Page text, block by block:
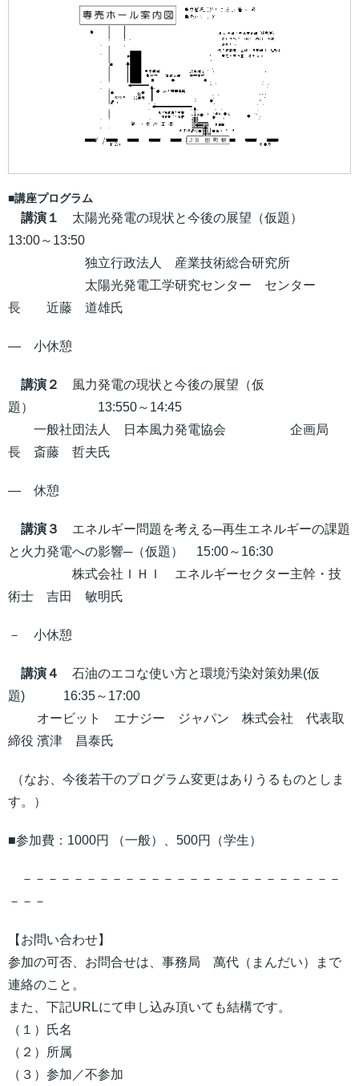
■講座プログラム
講演１
太陽光発電の現状と今後の展望（仮題）
13:00～13:50
独立行政法人 産業技術総合研究所
太陽光発電工学研究センター センター
長 近藤 道雄氏
― 小休憩
講演２
風力発電の現状と今後の展望（仮
題） 13:550～14:45
一般社団法人 日本風力発電協会 企画局
長 斎藤 哲夫氏
― 休憩
講演３ エネルギー問題を考える─再生エネルギーの課題
と火力発電への影響─（仮題） 15:00～16:30
株式会社ＩＨＩ エネルギーセクター主幹・技
術士 吉田 敏明氏
－ 小休憩
講演４
石油のエコな使い方と環境汚染対策効果(仮
題) 16:35～17:00
オービット エナジー ジャパン 株式会社
代表取
締役 濱津 昌泰氏
（なお、今後若干のプログラム変更はありうるものとしま
す。）
■参加費：1000円 （一般）、500円（学生）
－－－－－－－－－－－－－－－－－－－－－－－－－
－－－
【お問い合わせ】
参加の可否、お問合せは、事務局 萬代（まんだい）まで
連絡のこと。
また、下記URLにて申し込み頂いても結構です。
（１）氏名
（２）所属
（３）参加／不参加